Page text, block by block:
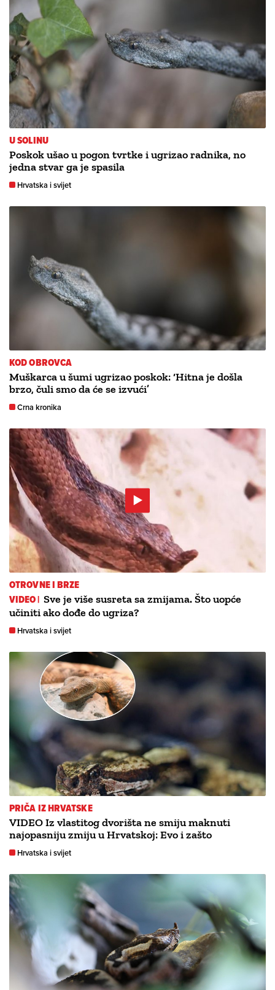
U SOLINU
Poskok ušao u pogon tvrtke i ugrizao radnika, no
jedna stvar ga je spasila
Hrvatska i svijet
KOD OBROVCA
Muškarca u šumi ugrizao poskok: ‘Hitna je došla
brzo, čuli smo da će se izvući’
Crna kronika
OTROVNE I BRZE
VIDEO | Sve je više susreta sa zmijama. Što uopće
učiniti ako dođe do ugriza?
Hrvatska i svijet
PRIČA IZ HRVATSKE
VIDEO Iz vlastitog dvorišta ne smiju maknuti
najopasniju zmiju u Hrvatskoj: Evo i zašto
Hrvatska i svijet